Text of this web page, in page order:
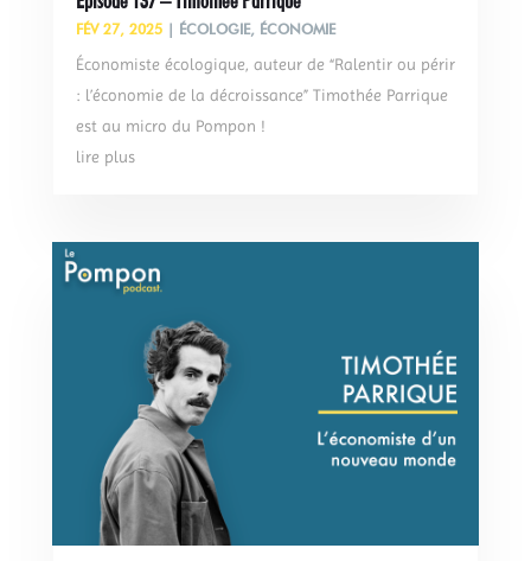
FÉV 27, 2025| ÉCOLOGIE, ÉCONOMIE
Économiste écologique, auteur de “Ralentir ou périr
: l’économie de la décroissance” Timothée Parrique
est au micro du Pompon !
lire plus